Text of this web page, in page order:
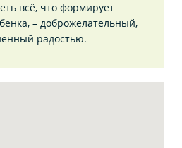
всё, что формирует
– доброжелательный,
радостью.